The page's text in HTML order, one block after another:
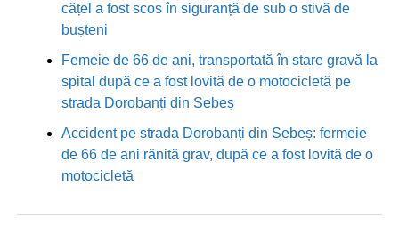
cățel a fost scos în siguranță de sub o stivă de
bușteni
Femeie de 66 de ani, transportată în stare gravă la
spital după ce a fost lovită de o motocicletă pe
strada Dorobanți din Sebeș
Accident pe strada Dorobanți din Sebeș: fermeie
de 66 de ani rănită grav, după ce a fost lovită de o
motocicletă